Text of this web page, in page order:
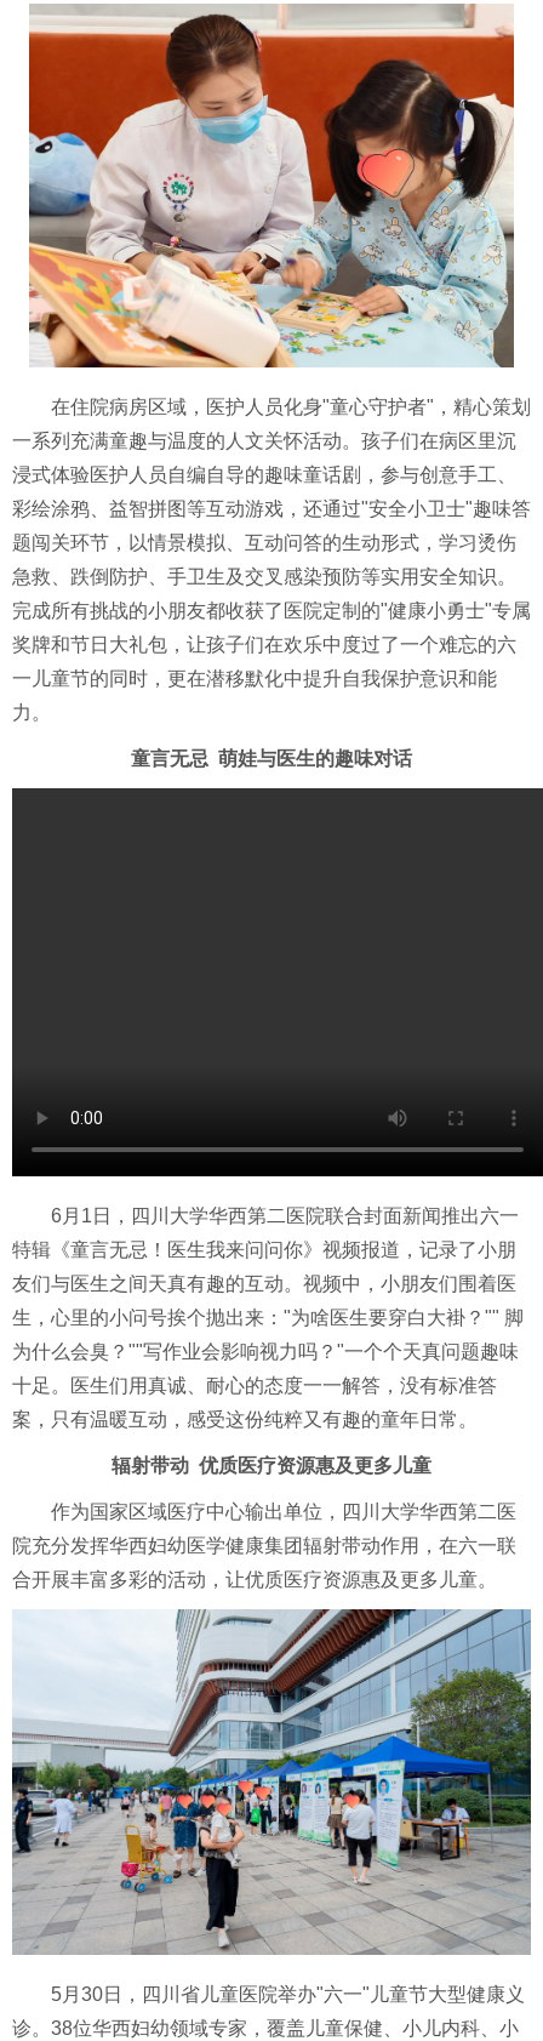
在住院病房区域，医护人员化身"童心守护者"，精心策划
一系列充满童趣与温度的人文关怀活动。孩子们在病区里沉
浸式体验医护人员自编自导的趣味童话剧，参与创意手工、
彩绘涂鸦、益智拼图等互动游戏，还通过"安全小卫士"趣味答
题闯关环节，以情景模拟、互动问答的生动形式，学习烫伤
急救、跌倒防护、手卫生及交叉感染预防等实用安全知识。
完成所有挑战的小朋友都收获了医院定制的"健康小勇士"专属
奖牌和节日大礼包，让孩子们在欢乐中度过了一个难忘的六
一儿童节的同时，更在潜移默化中提升自我保护意识和能
力。
童言无忌 萌娃与医生的趣味对话
6月1日，四川大学华西第二医院联合封面新闻推出六一
特辑《童言无忌！医生我来问问你》视频报道，记录了小朋
友们与医生之间天真有趣的互动。视频中，小朋友们围着医
生，心里的小问号挨个抛出来："为啥医生要穿白大褂？"" 脚
为什么会臭？""写作业会影响视力吗？"一个个天真问题趣味
十足。医生们用真诚、耐心的态度一一解答，没有标准答
案，只有温暖互动，感受这份纯粹又有趣的童年日常。
辐射带动 优质医疗资源惠及更多儿童
作为国家区域医疗中心输出单位，四川大学华西第二医
院充分发挥华西妇幼医学健康集团辐射带动作用，在六一联
合开展丰富多彩的活动，让优质医疗资源惠及更多儿童。
5月30日，四川省儿童医院举办"六一"儿童节大型健康义
诊。38位华西妇幼领域专家，覆盖儿童保健、小儿内科、小